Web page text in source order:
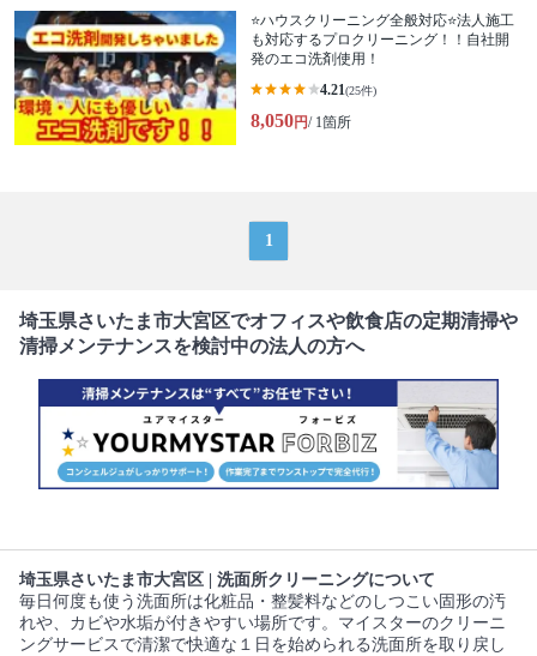
⭐ハウスクリーニング全般対応⭐法人施工
も対応するプロクリーニング！！自社開
発のエコ洗剤使用！
4.21(25件)
8,050円/ 1箇所
1
埼玉県さいたま市大宮区でオフィスや飲食店の定期清掃や
清掃メンテナンスを検討中の法人の方へ
埼玉県さいたま市大宮区 | 洗面所クリーニングについて
毎日何度も使う洗面所は化粧品・整髪料などのしつこい固形の汚
れや、カビや水垢が付きやすい場所です。マイスターのクリーニ
ングサービスで清潔で快適な１日を始められる洗面所を取り戻し